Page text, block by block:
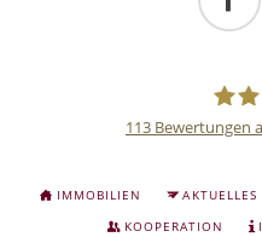
113 Bewertungen
NAVIGATION
ÜBERSPRINGEN
IMMOBILIEN AKTUELLES
KOOPERATION